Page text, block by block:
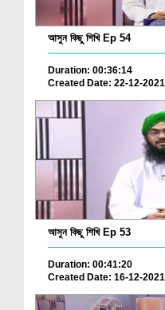
আসুন কিছু শিখি Ep 54
Duration: 00:36:14
Created Date: 22-12-2021
আসুন কিছু শিখি Ep 53
Duration: 00:41:20
Created Date: 16-12-2021